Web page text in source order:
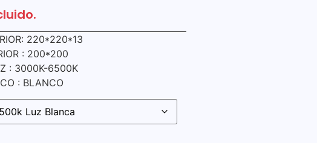
220*220*13
: 200*200
: 3000K-6500K
: BLANCO